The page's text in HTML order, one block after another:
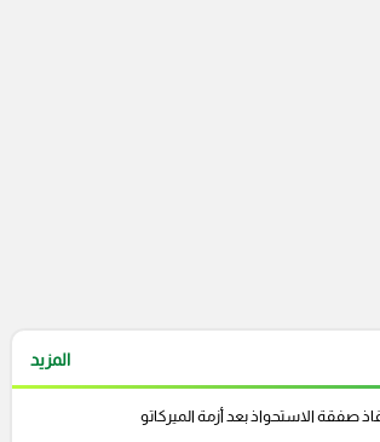
المزيد
صفقة الاستحواذ بعد أزمة الميركاتو